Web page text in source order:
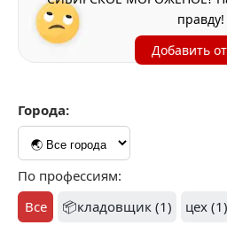
правду!
Добавить
Города:
По профессиям:
Все
📦кладовщик (1) цех (1)